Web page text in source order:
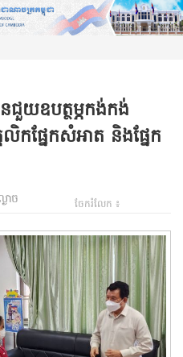
យឧបត្ថម្ភកង់កង់
ផ្នែកសំអាត និងផ្នែក
ាច ចែករំលែក ៖